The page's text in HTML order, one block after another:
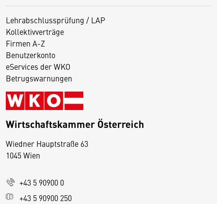
Lehrabschlussprüfung / LAP
Kollektivverträge
Firmen A-Z
Benutzerkonto
eServices der WKO
Betrugswarnungen
Wirtschaftskammer Österreich
Wiedner Hauptstraße 63
1045 Wien
+43 5 90900 0
+43 5 90900 250
D
s
e